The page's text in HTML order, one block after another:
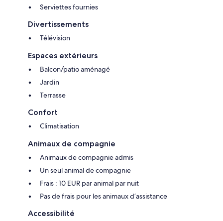
Serviettes fournies
Divertissements
Télévision
Espaces extérieurs
Balcon/patio aménagé
Jardin
Terrasse
Confort
Climatisation
Animaux de compagnie
Animaux de compagnie admis
Un seul animal de compagnie
Frais : 10 EUR par animal par nuit
Pas de frais pour les animaux d’assistance
Accessibilité